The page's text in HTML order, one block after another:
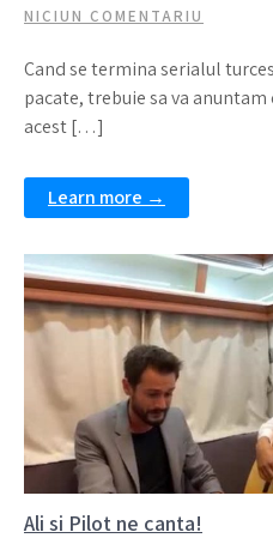
NICIUN COMENTARIU
Cand se termina serialul
pacate, trebuie sa va
acest […]
Learn more →
Ali si Pilot ne canta!